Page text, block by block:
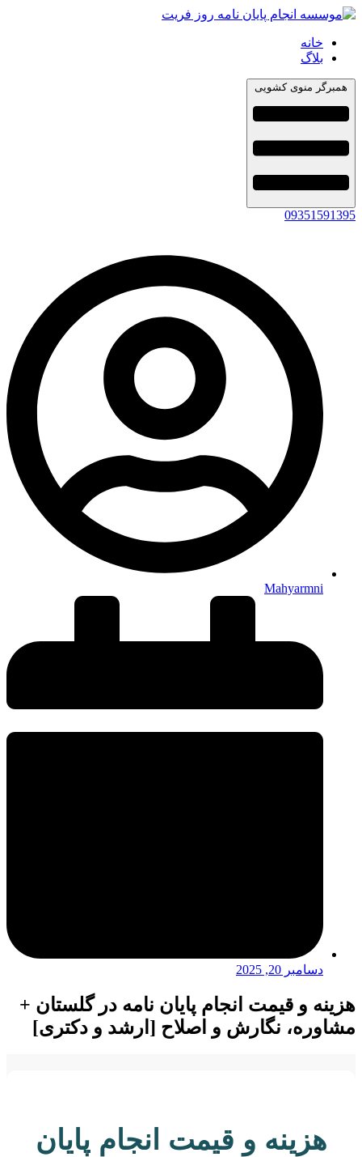
خانه
بلاگ
همبرگر منوی کشویی
09351591395
Mahyarmni
دسامبر 20, 2025
هزینه و قیمت انجام پایان نامه در گلستان +
مشاوره، نگارش و اصلاح [ارشد و دکتری]
هزینه و قیمت انجام پایان